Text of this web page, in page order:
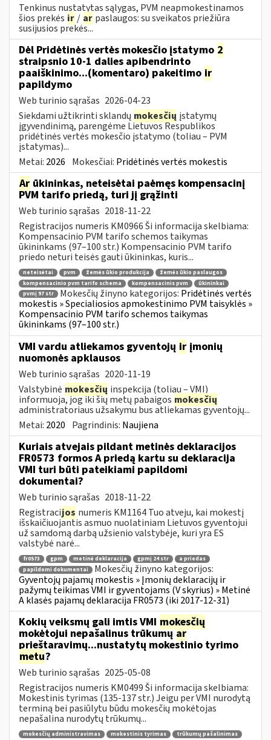
Tenkinus nustatytas sąlygas, PVM neapmokestinamos
šios prekės ir / ar paslaugos: su sveikatos priežiūra
susijusios prekės...
Dėl Pridėtinės vertės mokesčio įstatymo 2
straipsnio 10-1 dalies apibendrinto
paaiškinimo...(komentaro) pakeitimo ir
papildymo
Web turinio sąrašas 2026-04-23
Siekdami užtikrinti sklandų mokesčių įstatymų
įgyvendinimą, parengėme Lietuvos Respublikos
pridėtinės vertės mokesčio įstatymo (toliau – PVM
įstatymas)...
Metai: 2026 Mokesčiai: Pridėtinės vertės mokestis
Ar ūkininkas, neteisėtai paėmęs kompensacinį
PVM tarifo priedą, turi jį grąžinti
Web turinio sąrašas 2018-11-22
Registracijos numeris KM0966 Ši informacija skelbiama:
Kompensacinio PVM tarifo schemos taikymas
ūkininkams (97–100 str.) Kompensacinio PVM tarifo
priedo neturi teisės gauti ūkininkas, kuris...
neteisėtai pvm žemės ūkio produkcija
žemės ūkio paslaugos
kompensacinio pvm tarifo schema
kompensacinis pvm
ūkininkai
pvmį 97 str
Mokesčių žinyno kategorijos: Pridėtinės vertės
mokestis » Specialiosios apmokestinimo PVM taisyklės »
Kompensacinio PVM tarifo schemos taikymas
ūkininkams (97–100 str.)
VMI vardu atliekamos gyventojų ir įmonių
nuomonės apklausos
Web turinio sąrašas 2020-11-19
Valstybinė mokesčių inspekcija (toliau – VMI)
informuoja, jog iki šių metų pabaigos mokesčių
administratoriaus užsakymu bus atliekamas gyventojų...
Metai: 2020 Pagrindinis: Naujiena
Kuriais atvejais pildant metinės deklaracijos
FR0573 formos A priedą kartu su deklaracija
VMI turi būti pateikiami papildomi
dokumentai?
Web turinio sąrašas 2018-11-22
Registracijos numeris KM1164 Tuo atveju, kai mokestį
išskaičiuojantis asmuo nuolatiniam Lietuvos gyventojui
už samdomą darbą užsienio valstybėje, kuri yra ES
valstybė narė...
fr0573 gpm metinė deklaracija gpmį 24 str
a priedas
papildomi dokumentai
Mokesčių žinyno kategorijos:
Gyventojų pajamų mokestis » Įmonių deklaracijų ir
pažymų teikimas VMI ir gyventojams (V skyrius) » Metinė
A klasės pajamų deklaracija FR0573 (iki 2017-12-31)
Kokių veiksmų gali imtis VMI mokesčių
mokėtojui nepašalinus trūkumųar
prieštaravimų...nustatytų mokestinio tyrimo
metu?
Web turinio sąrašas 2025-05-08
Registracijos numeris KM0499 Ši informacija skelbiama:
Mokestinis tyrimas (135-137 str.) Jeigu per VMI nurodytą
terminą bei pasiūlytu būdu mokesčių mokėtojas
nepašalina nurodytų trūkumų...
mokesčių administravimas mokestinis tyrimas
trūkumų pašalinimas